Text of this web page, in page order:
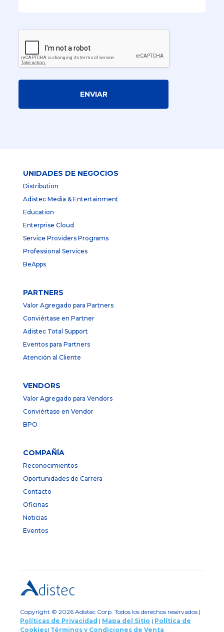
ENVIAR
UNIDADES DE NEGOCIOS
Distribution
Adistec Media & Entertainment
Education
Enterprise Cloud
Service Providers Programs
Professional Services
BeApps
PARTNERS
Valor Agregado para Partners
Conviértase en Partner
Adistec Total Support
Eventos para Partners
Atención al Cliente
VENDORS
Valor Agregado para Vendors
Conviértase en Vendor
BPO
COMPAÑÍA
Reconocimientos
Oportunidades de Carrera
Contacto
Oficinas
Noticias
Eventos
Copyright © 2026 Adistec Corp. Todos los derechos reservados |
Políticas de Privacidad | Mapa del Sitio | Política de
Cookies| Términos y Condiciones de Venta